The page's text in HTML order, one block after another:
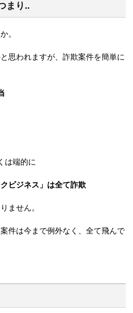
まり..
。
思われますが、詐欺案件を簡単に
は端的に
ビジネス」は全て詐欺
ません。
件は今まで例外なく、全て飛んで